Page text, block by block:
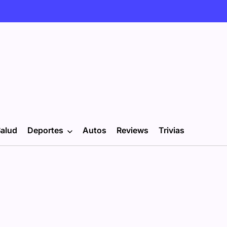
Deportes Autos Reviews Trivias